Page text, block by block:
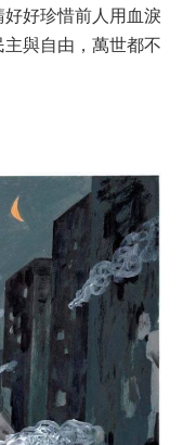
好珍惜前人用血淚
與自由，萬世都不